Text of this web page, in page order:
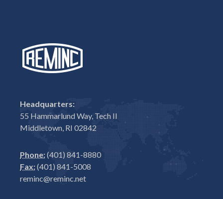
Headquarters:
55 Hammarlund Way, Tech II
Middletown, RI 02842
Phone:(401) 841-8880
Fax:(401) 841-5008
reminc@reminc.net